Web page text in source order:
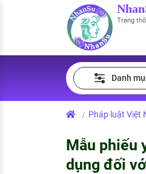
Trang
Tìm việc làm
Việc làm tốt nhất
Quản lý CV
MẪU CV THEO STYLE
Tính lương Gross - Net
PHÁP LUẬT VIỆT NAM
Văn bản pháp luật
Chính sách mới
Lao động và tiền lương
Danh
/ Pháp luật Việt
Mẫu phiếu
dụng đối